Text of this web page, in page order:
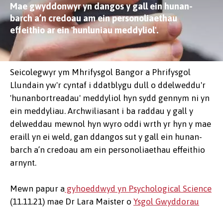
Mae gwyddonwyr yn dangos y gall ein hunan-
barch a’n credoau am ein personoliaethau
effeithio ar ein 'hunluniau meddyliol'.
Seicolegwyr ym Mhrifysgol Bangor a Phrifysgol
Llundain yw'r cyntaf i ddatblygu dull o ddelweddu'r
'hunanbortreadau' meddyliol hyn sydd gennym ni yn
ein meddyliau. Archwiliasant i ba raddau y gall y
delweddau mewnol hyn wyro oddi wrth yr hyn y mae
eraill yn ei weld, gan ddangos sut y gall ein hunan-
barch a’n credoau am ein personoliaethau effeithio
arnynt.
Mewn papur a gyhoeddwyd yn Psychological Science
(11.11.21) mae Dr Lara Maister o Ysgol Gwyddorau